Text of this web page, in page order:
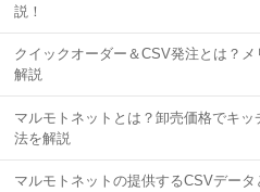
説！
クイックオーダー＆CSV発注とは？
解説
マルモトネットとは？卸売価格でキ
法を解説
マルモトネットの提供するCSVデー